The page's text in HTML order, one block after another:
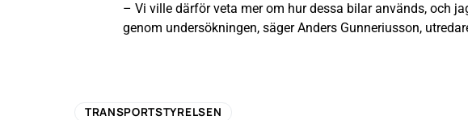
– Vi ville därför veta mer om hur dessa bilar används, och
genom undersökningen, säger Anders Gunneriusson,
TRANSPORTSTYRELSEN